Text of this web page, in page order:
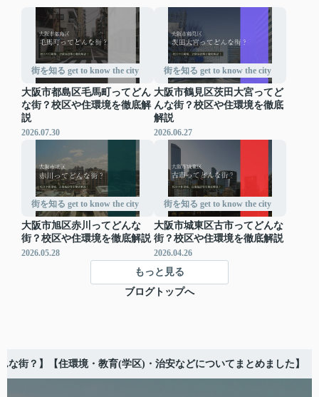
街を知る get to know the city
大阪市都島区毛馬町ってどん
な街？校区や住環境を徹底解
説
2026.07.30
街を知る get to know the city
大阪市鶴見区茨田大宮ってど
んな街？校区や住環境を徹底
解説
2026.06.27
街を知る get to know the city
大阪市旭区赤川ってどんな
街？校区や住環境を徹底解説
2026.05.28
街を知る get to know the city
大阪市城東区古市ってどんな
街？校区や住環境を徹底解説
2026.04.26
もっと見る
ブログトップへ
な街？】【住環境・教育(学区)・治安などについてまとめました】